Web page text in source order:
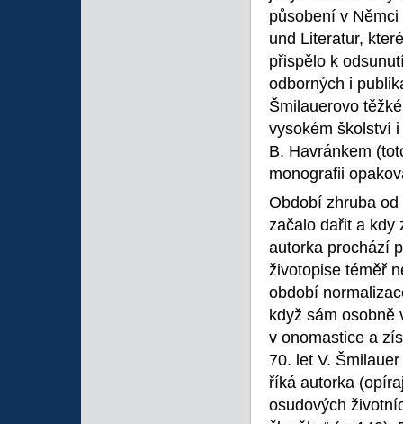
působení v
und Literatur,
přispělo k
odborných i
Šmilauerovo
vysokém školství
B. Havránkem
monografii
Období zhruba
začalo dařit a kdy
autorka prochází
životopise téměř
období
když sám osobně
v onomastice a
70. let V.
říká autorka
osudových